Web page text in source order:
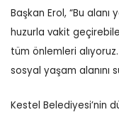
Başkan Erol, “Bu
huzurla vakit
tüm önlemleri alıyoruz.
sosyal yaşam alanını
Kestel Belediyesi’nin